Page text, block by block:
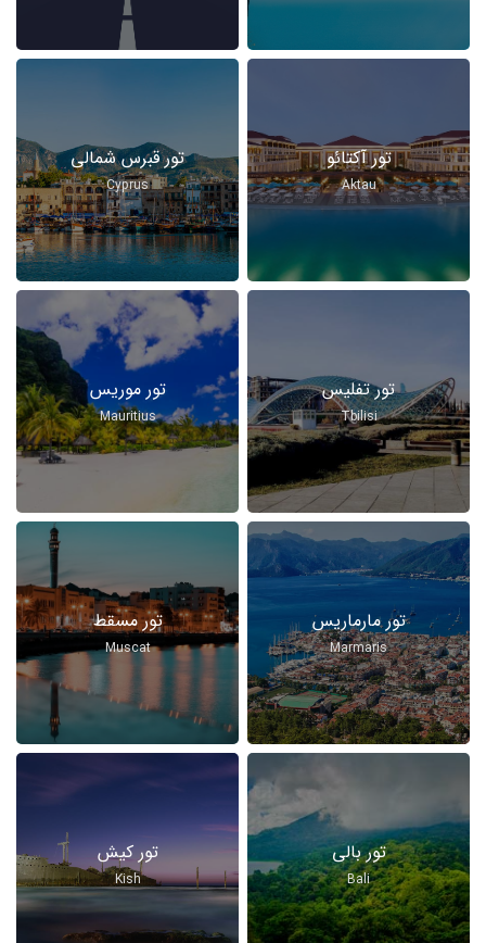
تور آکتائو
Aktau
تور قبرس شمالی
Cyprus
تور تفلیس
Tbilisi
تور موریس
Mauritius
تور مارماریس
Marmaris
تور مسقط
Muscat
تور بالی
Bali
تور کیش
Kish